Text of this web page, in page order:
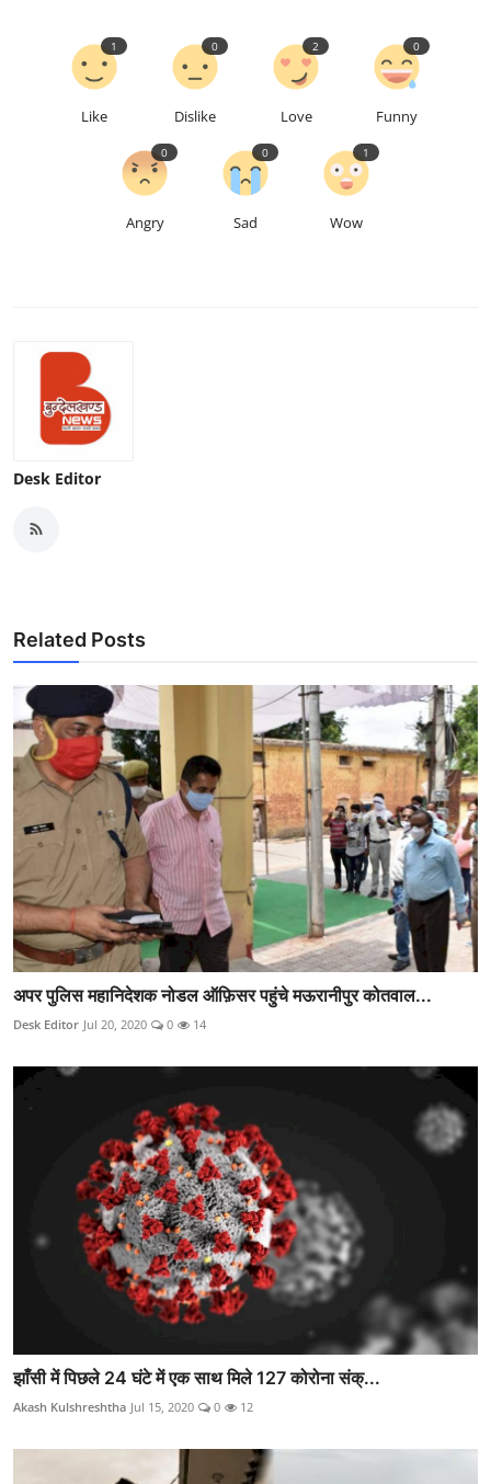
Like
1
Dislike
0
Love
2
Funny
0
Angry
0
Sad
0
Wow
1
Desk Editor
Related Posts
अपर पुलिस महानिदेशक नोडल ऑफ़िसर पहुंचे मऊरानीपुर कोतवाल...
Desk Editor Jul 20, 2020 0 14
झाँसी में पिछले 24 घंटे में एक साथ मिले 127 कोरोना संक्...
Akash Kulshreshtha Jul 15, 2020 0 12